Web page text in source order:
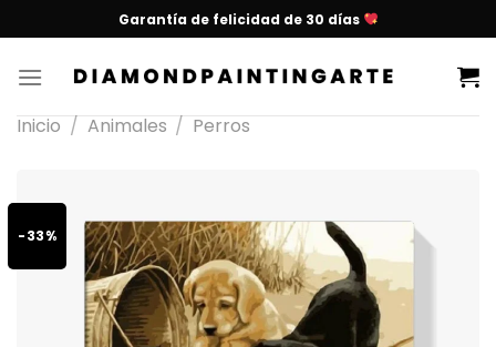
Garantía de felicidad de 30 días
Inicio / Animales / Perros
-33%